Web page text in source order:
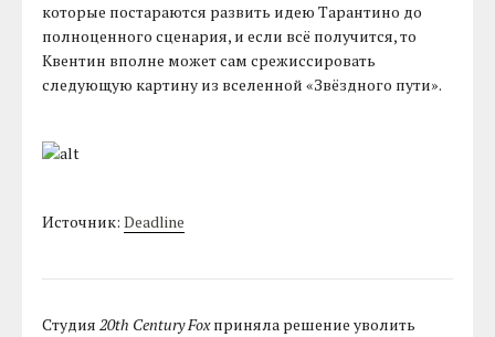
которые постараются развить идею Тарантино до
полноценного сценария, и если всё получится, то
Квентин вполне может сам срежиссировать
следующую картину из вселенной «Звёздного пути».
Источник:Deadline
Студия20th Century Foxприняла решение уволить